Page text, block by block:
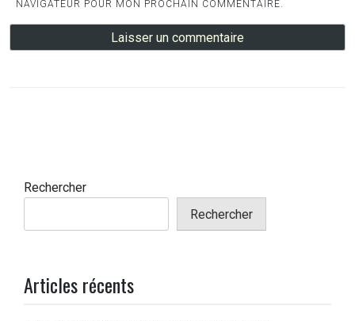
NAVIGATEUR POUR MON PROCHAIN COMMENTAIRE.
Rechercher
Rechercher
Articles récents